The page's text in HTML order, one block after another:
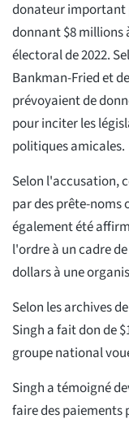
donateur important
donnant $8 millions
électoral de 2022.
Bankman-Fried et
prévoyaient de
pour inciter les
politiques amicales.
Selon l'accusation,
par des prête-noms
également été
l'ordre à un cadre
dollars à une
Selon les archives
Singh a fait don de
groupe national
Singh a témoigné
faire des paiements